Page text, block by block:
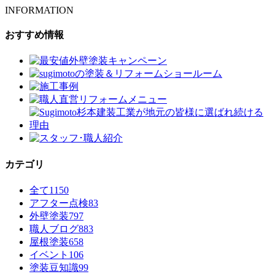
INFORMATION
おすすめ情報
カテゴリ
全て1150
アフター点検83
外壁塗装797
職人ブログ883
屋根塗装658
イベント 106
塗装豆知識99